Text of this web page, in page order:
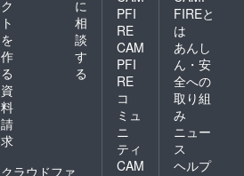
ク
ト
を
作
る
に
相
談
す
る
資
料
請
求
クラウドファ
PFI
RE
CAM
PFI
RE
コ
ミュ
ニ
ティ
CAM
FIREと
は
あんし
ん・安
全への
取り組
み
ニュー
ス
ヘルプ